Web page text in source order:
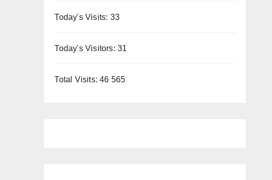
Today's Visits: 33
Today's Visitors: 31
Total Visits:46 565